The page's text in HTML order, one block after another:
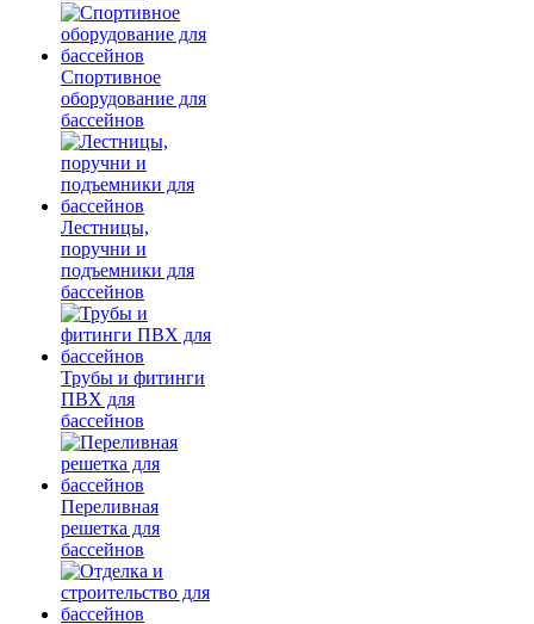
Спортивное
оборудование для
бассейнов
Лестницы,
поручни и
подъемники для
бассейнов
Трубы и фитинги
ПВХ для
бассейнов
Переливная
решетка для
бассейнов